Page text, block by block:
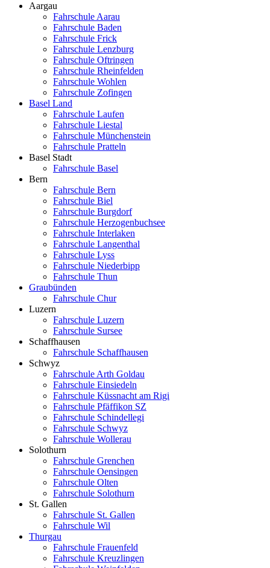
Aargau
Fahrschule Aarau
Fahrschule Baden
Fahrschule Frick
Fahrschule Lenzburg
Fahrschule Oftringen
Fahrschule Rheinfelden
Fahrschule Wohlen
Fahrschule Zofingen
Basel Land
Fahrschule Laufen
Fahrschule Liestal
Fahrschule Münchenstein
Fahrschule Pratteln
Basel Stadt
Fahrschule Basel
Bern
Fahrschule Bern
Fahrschule Biel
Fahrschule Burgdorf
Fahrschule Herzogenbuchsee
Fahrschule Interlaken
Fahrschule Langenthal
Fahrschule Lyss
Fahrschule Niederbipp
Fahrschule Thun
Graubünden
Fahrschule Chur
Luzern
Fahrschule Luzern
Fahrschule Sursee
Schaffhausen
Fahrschule Schaffhausen
Schwyz
Fahrschule Arth Goldau
Fahrschule Einsiedeln
Fahrschule Küssnacht am Rigi
Fahrschule Pfäffikon SZ
Fahrschule Schindellegi
Fahrschule Schwyz
Fahrschule Wollerau
Solothurn
Fahrschule Grenchen
Fahrschule Oensingen
Fahrschule Olten
Fahrschule Solothurn
St. Gallen
Fahrschule St. Gallen
Fahrschule Wil
Thurgau
Fahrschule Frauenfeld
Fahrschule Kreuzlingen